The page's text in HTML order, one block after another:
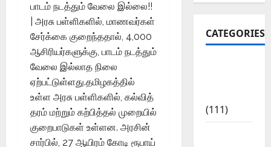
பாடம் நடத்தும் வேலை இல்லை!!
| அரசு பள்ளிகளில், மாணவர்கள்
சேர்க்கை குறைந்ததால், 4,000
ஆசிரியர்களுக்கு, பாடம் நடத்தும்
வேலை இல்லாத நிலை
ஏற்பட்டுள்ளது.தமிழகத்தில்
உள்ள அரசு பள்ளிகளில், கல்வித்
தரம் மற்றும் கற்பித்தல் முறையில்
குறைபாடுகள் உள்ளன. அரசின்
சார்பில், 27 ஆயிரம் கோடி ரூபாய்
CATEGORIES
(111)